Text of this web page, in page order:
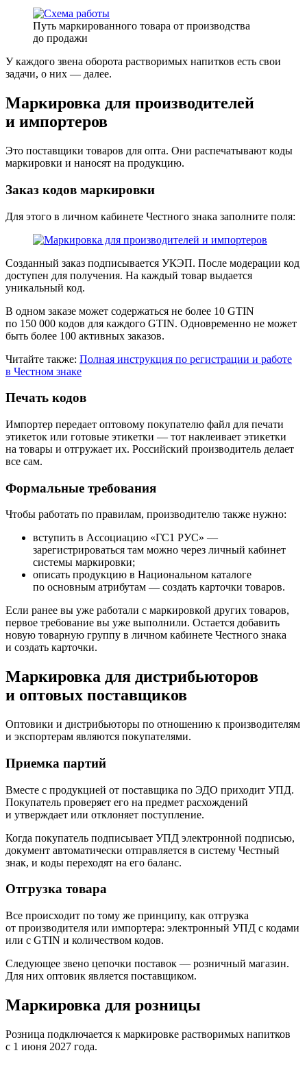
Путь маркированного товара от производства
до продажи
У каждого звена оборота растворимых напитков есть свои
задачи, о них — далее.
Маркировка для производителей
и импортеров
Это поставщики товаров для опта. Они распечатывают коды
маркировки и наносят на продукцию.
Заказ кодов маркировки
Для этого в личном кабинете Честного знака заполните поля:
Созданный заказ подписывается УКЭП. После модерации код
доступен для получения. На каждый товар выдается
уникальный код.
В одном заказе может содержаться не более 10 GTIN
по 150 000 кодов для каждого GTIN. Одновременно не может
быть более 100 активных заказов.
Читайте также: Полная инструкция по регистрации и работе
в Честном знаке
Печать кодов
Импортер передает оптовому покупателю файл для печати
этикеток или готовые этикетки — тот наклеивает этикетки
на товары и отгружает их. Российский производитель делает
все сам.
Формальные требования
Чтобы работать по правилам, производителю также нужно:
вступить в Ассоциацию «ГС1 РУС» —
зарегистрироваться там можно через личный кабинет
системы маркировки;
описать продукцию в Национальном каталоге
по основным атрибутам — создать карточки товаров.
Если ранее вы уже работали с маркировкой других товаров,
первое требование вы уже выполнили. Остается добавить
новую товарную группу в личном кабинете Честного знака
и создать карточки.
Маркировка для дистрибьюторов
и оптовых поставщиков
Оптовики и дистрибьюторы по отношению к производителям
и экспортерам являются покупателями.
Приемка партий
Вместе с продукцией от поставщика по ЭДО приходит УПД.
Покупатель проверяет его на предмет расхождений
и утверждает или отклоняет поступление.
Когда покупатель подписывает УПД электронной подписью,
документ автоматически отправляется в систему Честный
знак, и коды переходят на его баланс.
Отгрузка товара
Все происходит по тому же принципу, как отгрузка
от производителя или импортера: электронный УПД с кодами
или с GTIN и количеством кодов.
Следующее звено цепочки поставок — розничный магазин.
Для них оптовик является поставщиком.
Маркировка для розницы
Розница подключается к маркировке растворимых напитков
с 1 июня 2027 года.